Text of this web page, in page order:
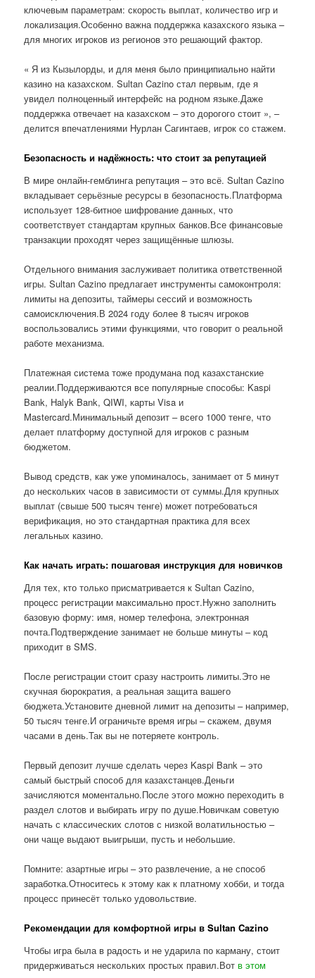
ключевым параметрам: скорость выплат, количество игр и
локализация.Особенно важна поддержка казахского языка –
для многих игроков из регионов это решающий фактор.
« Я из Кызылорды, и для меня было принципиально найти
казино на казахском. Sultan Cazino стал первым, где я
увидел полноценный интерфейс на родном языке.Даже
поддержка отвечает на казахском – это дорогого стоит », –
делится впечатлениями Нурлан Сагинтаев, игрок со стажем.
Безопасность и надёжность: что стоит за репутацией
В мире онлайн-гемблинга репутация – это всё. Sultan Cazino
вкладывает серьёзные ресурсы в безопасность.Платформа
использует 128-битное шифрование данных, что
соответствует стандартам крупных банков.Все финансовые
транзакции проходят через защищённые шлюзы.
Отдельного внимания заслуживает политика ответственной
игры. Sultan Cazino предлагает инструменты самоконтроля:
лимиты на депозиты, таймеры сессий и возможность
самоисключения.В 2024 году более 8 тысяч игроков
воспользовались этими функциями, что говорит о реальной
работе механизма.
Платежная система тоже продумана под казахстанские
реалии.Поддерживаются все популярные способы: Kaspi
Bank, Halyk Bank, QIWI, карты Visa и
Mastercard.Минимальный депозит – всего 1000 тенге, что
делает платформу доступной для игроков с разным
бюджетом.
Вывод средств, как уже упоминалось, занимает от 5 минут
до нескольких часов в зависимости от суммы.Для крупных
выплат (свыше 500 тысяч тенге) может потребоваться
верификация, но это стандартная практика для всех
легальных казино.
Как начать играть: пошаговая инструкция для новичков
Для тех, кто только присматривается к Sultan Cazino,
процесс регистрации максимально прост.Нужно заполнить
базовую форму: имя, номер телефона, электронная
почта.Подтверждение занимает не больше минуты – код
приходит в SMS.
После регистрации стоит сразу настроить лимиты.Это не
скучная бюрократия, а реальная защита вашего
бюджета.Установите дневной лимит на депозиты – например,
50 тысяч тенге.И ограничьте время игры – скажем, двумя
часами в день.Так вы не потеряете контроль.
Первый депозит лучше сделать через Kaspi Bank – это
самый быстрый способ для казахстанцев.Деньги
зачисляются моментально.После этого можно переходить в
раздел слотов и выбирать игру по душе.Новичкам советую
начать с классических слотов с низкой волатильностью –
они чаще выдают выигрыши, пусть и небольшие.
Помните: азартные игры – это развлечение, а не способ
заработка.Относитесь к этому как к платному хобби, и тогда
процесс принесёт только удовольствие.
Рекомендации для комфортной игры в Sultan Cazino
Чтобы игра была в радость и не ударила по карману, стоит
придерживаться нескольких простых правил.Вотв этом